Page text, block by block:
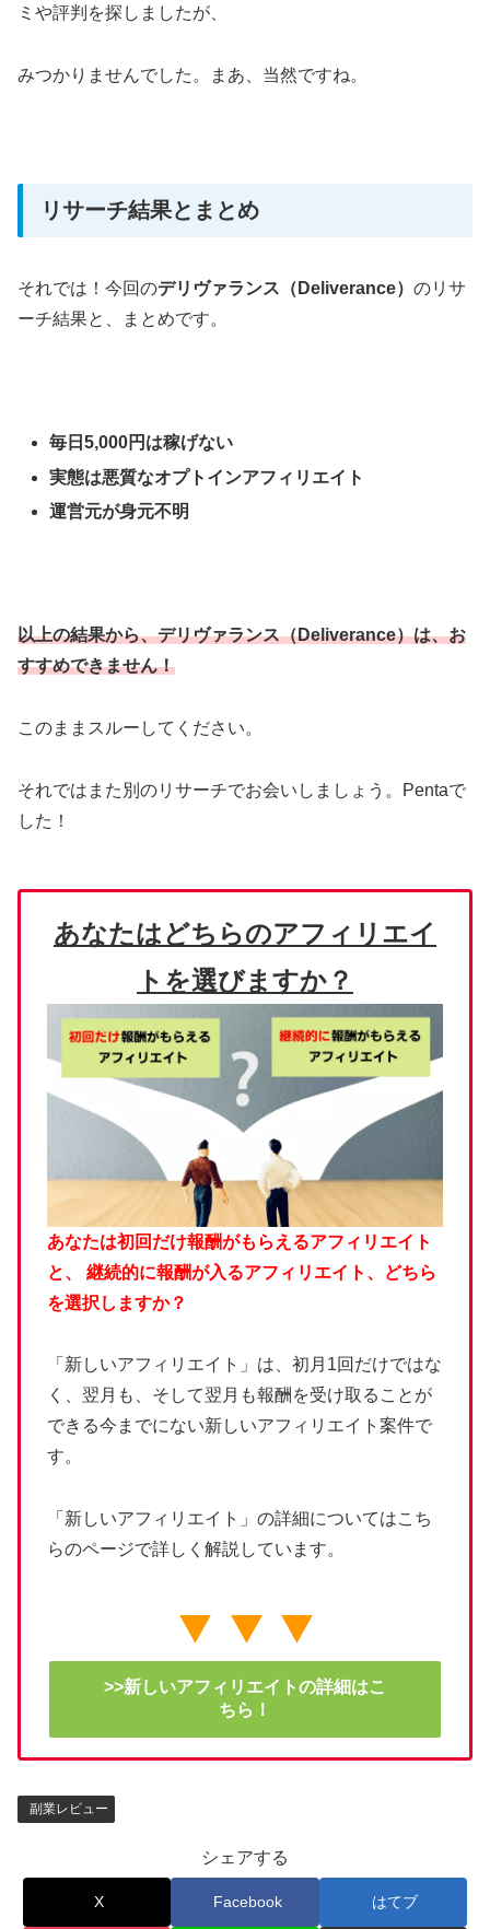
ミや評判を探しましたが、
みつかりませんでした。まあ、当然ですね。
リサーチ結果とまとめ
それでは！今回のデリヴァランス（Deliverance） のリサ
ーチ結果と、まとめです。
毎日5,000円は稼げない
実態は悪質なオプトインアフィリエイト
運営元が身元不明
以上の結果から、デリヴァランス（Deliverance）は、お
すすめできません！
このままスルーしてください。
それではまた別のリサーチでお会いしましょう。Pentaで
した！
あなたはどちらのアフィリエイ
トを選びますか？
あなたは初回だけ報酬がもらえるアフィリエイト
と、
継続的に報酬が入るアフィリエイト、どちら
を選択しますか？
「新しいアフィリエイト」は、初月1回だけではな
く、翌月も、そして翌月も報酬を受け取ることが
できる今までにない新しいアフィリエイト案件で
す。
「新しいアフィリエイト」の詳細についてはこち
らのページで詳しく解説しています。
>>新しいアフィリエイトの詳細はこ
ちら！
副業レビュー
シェアする
X Facebook はてブ